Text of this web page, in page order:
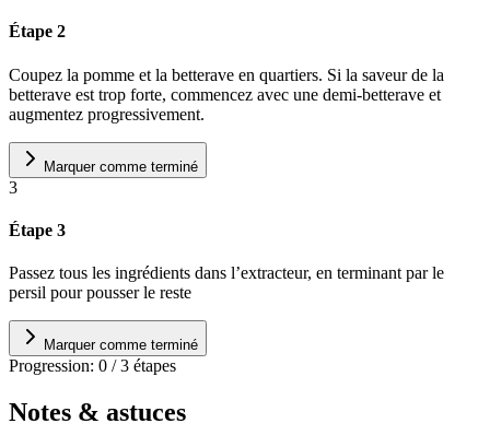
Étape 2
Coupez la pomme et la betterave en quartiers. Si la saveur de la
betterave est trop forte, commencez avec une demi-betterave et
augmentez progressivement.
Marquer comme terminé
3
Étape 3
Passez tous les ingrédients dans l’extracteur, en terminant par le
persil pour pousser le reste
Marquer comme terminé
Progression: 0 /3 étapes
Notes & astuces